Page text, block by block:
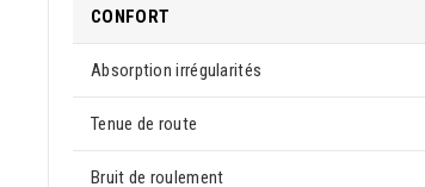
CONFORT
Absorption irrégularités
Tenue de route
Bruit de roulement